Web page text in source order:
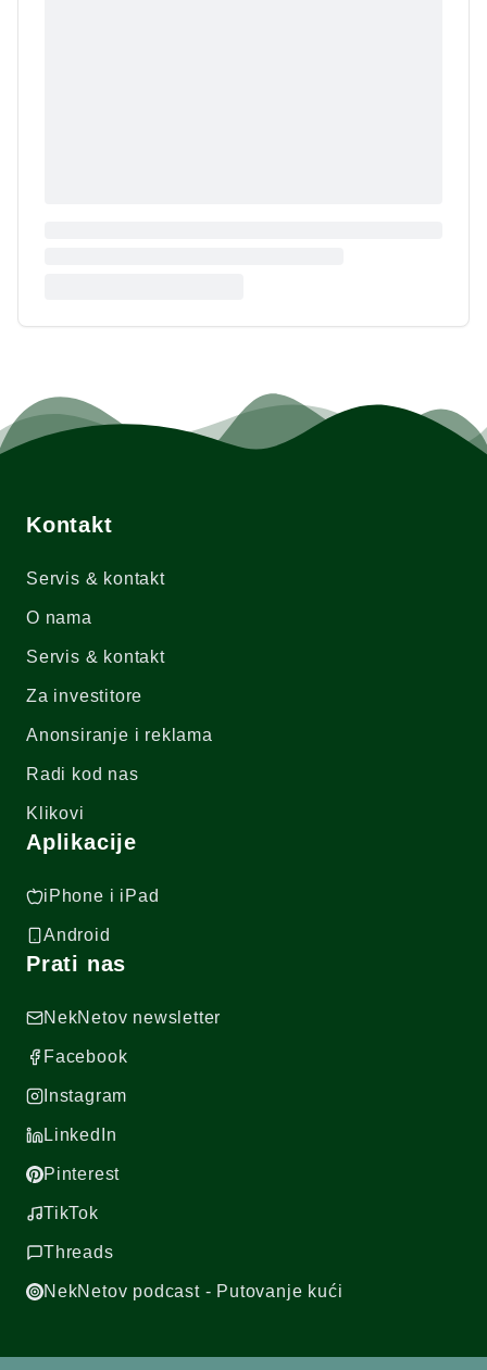
Kontakt
Servis & kontakt
O nama
Servis & kontakt
Za investitore
Anonsiranje i reklama
Radi kod nas
Klikovi
Aplikacije
iPhone i iPad
Android
Prati nas
NekNetov newsletter
Facebook
Instagram
LinkedIn
Pinterest
TikTok
Threads
NekNetov podcast - Putovanje kući